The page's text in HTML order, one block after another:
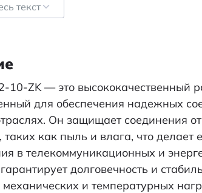
корпуса
корпуса
RM
Розетка
фланцевая -
не более, В
текст
10-ZK — это высококачественный
для обеспечения надежных
Он защищает соединения
таких как пыль и влага, что делает
в телекоммуникационных и
долговечность и
и температурных